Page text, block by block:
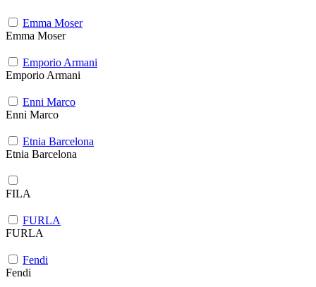
Emma Moser
Emma Moser
Emporio Armani
Emporio Armani
Enni Marco
Enni Marco
Etnia Barcelona
Etnia Barcelona
FILA
FURLA
FURLA
Fendi
Fendi